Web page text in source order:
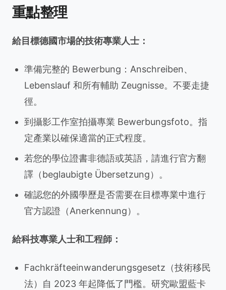
重點整理
給目標德國市場的技術專業人士：
準備完整的 Bewerbung：Anschreiben、
Lebenslauf 和所有輔助 Zeugnisse。不要走捷
徑。
到攝影工作室拍攝專業 Bewerbungsfoto。指
定產業以確保適當的正式程度。
若您的學位證書非德語或英語，請進行官方翻
譯（beglaubigte Übersetzung）。
確認您的外國學歷是否需要在目標專業中進行
官方認證（Anerkennung）。
給科技專業人士和工程師：
Fachkräfteeinwanderungsgesetz（技術移民
法）自 2023 年起降低了門檻。研究歐盟藍卡